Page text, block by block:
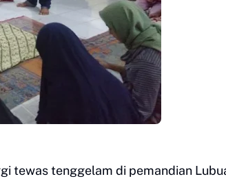
tewas tenggelam di pemandian